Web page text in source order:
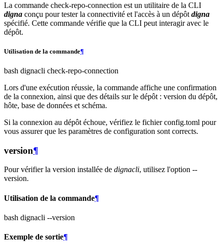
La commande check-repo-connection est un utilitaire de la CLI
digna conçu pour tester la connectivité et l'accès à un dépôt digna
spécifié. Cette commande vérifie que la CLI peut interagir avec le
dépôt.
Utilisation de la commande¶
bash dignacli check-repo-connection
Lors d'une exécution réussie, la commande affiche une confirmation
de la connexion, ainsi que des détails sur le dépôt : version du dépôt,
hôte, base de données et schéma.
Si la connexion au dépôt échoue, vérifiez le fichier config.toml pour
vous assurer que les paramètres de configuration sont corrects.
version¶
Pour vérifier la version installée de dignacli, utilisez l'option --
version.
Utilisation de la commande¶
bash dignacli --version
Exemple de sortie¶